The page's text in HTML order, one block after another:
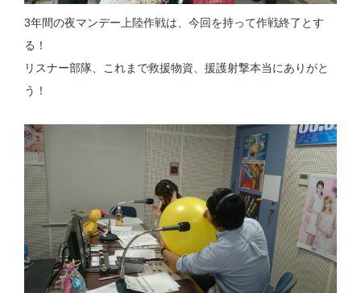
3年間の夜マンデー上陸作戦は、今回を持って作戦終了とす
る！
リスナー部隊、これまで救援物資、援護射撃本当にありがと
う！